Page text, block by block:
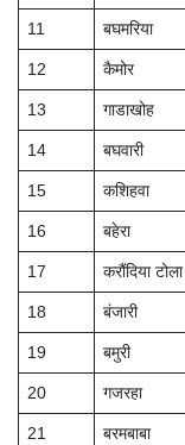
11 बघमरिया
12 कैमोर
13 गाडाखोह
14 बघवारी
15 कशिहवा
16 बहेरा
17 करौंदिया टोला
18 बंजारी
19 बमुरी
20 गजरहा
21 बरमबाबा